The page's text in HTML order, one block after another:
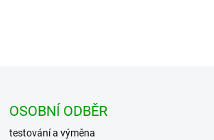
OSOBNÍ ODBĚR
testování a výměna